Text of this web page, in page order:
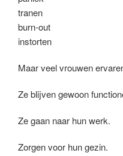
tranen
burn-out
instorten
Maar veel vrouwen
Ze blijven gewoon
Ze gaan naar hun werk.
Zorgen voor hun gezin.